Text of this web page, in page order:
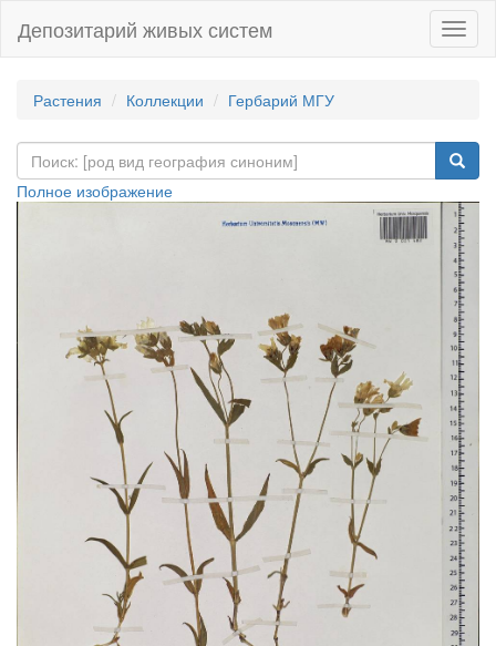
Депозитарий живых систем
Растения Коллекции Гербарий МГУ
Полное изображение